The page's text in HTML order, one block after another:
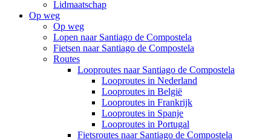
Lidmaatschap
Op weg
Op weg
Lopen naar Santiago de Compostela
Fietsen naar Santiago de Compostela
Routes
Looproutes naar Santiago de Compostela
Looproutes in Nederland
Looproutes in België
Looproutes in Frankrijk
Looproutes in Spanje
Looproutes in Portugal
Fietsroutes naar Santiago de Compostela